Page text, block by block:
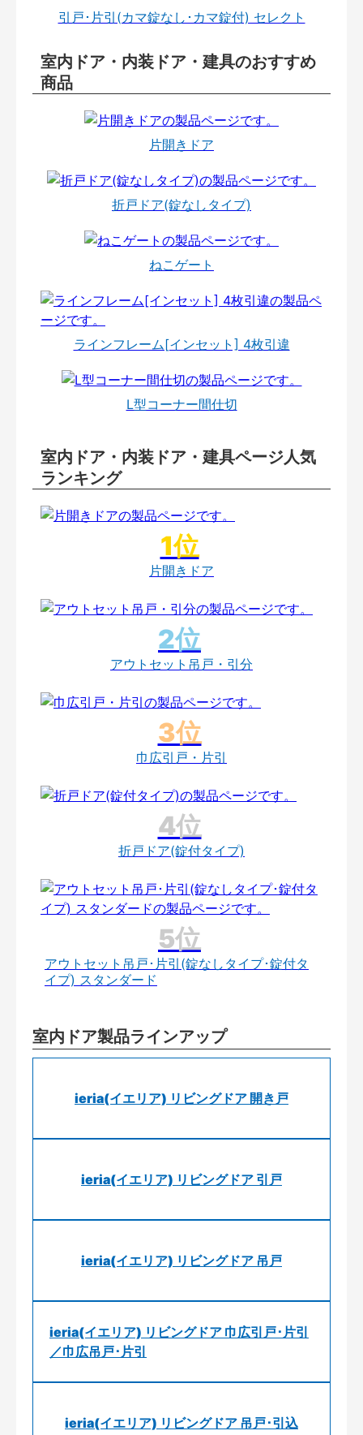
引戸･片引(カマ錠なし･カマ錠付) セレクト
室内ドア・内装ドア・建具のおすすめ
商品
片開きドア
折戸ドア(錠なしタイプ)
ねこゲート
ラインフレーム[インセット] 4枚引違
L型コーナー間仕切
室内ドア・内装ドア・建具ページ人気
ランキング
片開きドア
アウトセット吊戸・引分
巾広引戸・片引
折戸ドア(錠付タイプ)
アウトセット吊戸･片引(錠なしタイプ･錠付タ
イプ) スタンダード
室内ドア製品ラインアップ
ieria(イエリア) リビングドア 開き戸
ieria(イエリア) リビングドア 引戸
ieria(イエリア) リビングドア 吊戸
ieria(イエリア) リビングドア 巾広引戸･片引
／巾広吊戸･片引
ieria(イエリア) リビングドア 吊戸･引込